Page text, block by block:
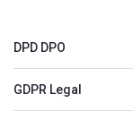
DPD DPO
GDPR Legal